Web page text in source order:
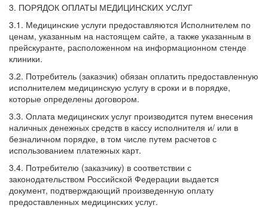
3. ПОРЯДОК ОПЛАТЫ МЕДИЦИНСКИХ УСЛУГ
3.1. Медицинские услуги предоставляются Исполнителем по
ценам, указанным на настоящем сайте, а также указанным в
прейскуранте, расположенном на информационном стенде
клиники.
3.2. Потребитель (заказчик) обязан оплатить предоставленную
исполнителем медицинскую услугу в сроки и в порядке,
которые определены договором.
3.3. Оплата медицинских услуг производится путем внесения
наличных денежных средств в кассу исполнителя и/ или в
безналичном порядке, в том числе путем расчетов с
использованием платежных карт.
3.4. Потребителю (заказчику) в соответствии с
законодательством Российской Федерации выдается
документ, подтверждающий произведенную оплату
предоставленных медицинских услуг.